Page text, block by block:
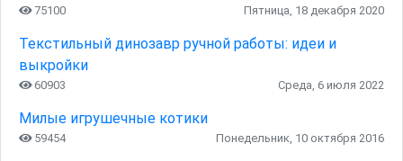
75100 Пятница, 18 декабря 2020
Текстильный динозавр ручной работы: идеи и
выкройки
60903 Среда, 6 июля 2022
Милые игрушечные котики
59454 Понедельник, 10 октября 2016